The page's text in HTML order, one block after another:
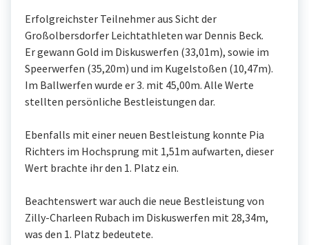
Erfolgreichster Teilnehmer aus Sicht der
Großolbersdorfer Leichtathleten war Dennis Beck.
Er gewann Gold im Diskuswerfen (33,01m), sowie im
Speerwerfen (35,20m) und im Kugelstoßen (10,47m).
Im Ballwerfen wurde er 3. mit 45,00m. Alle Werte
stellten persönliche Bestleistungen dar.
Ebenfalls mit einer neuen Bestleistung konnte Pia
Richters im Hochsprung mit 1,51m aufwarten, dieser
Wert brachte ihr den 1. Platz ein.
Beachtenswert war auch die neue Bestleistung von
Zilly-Charleen Rubach im Diskuswerfen mit 28,34m,
was den 1. Platz bedeutete.